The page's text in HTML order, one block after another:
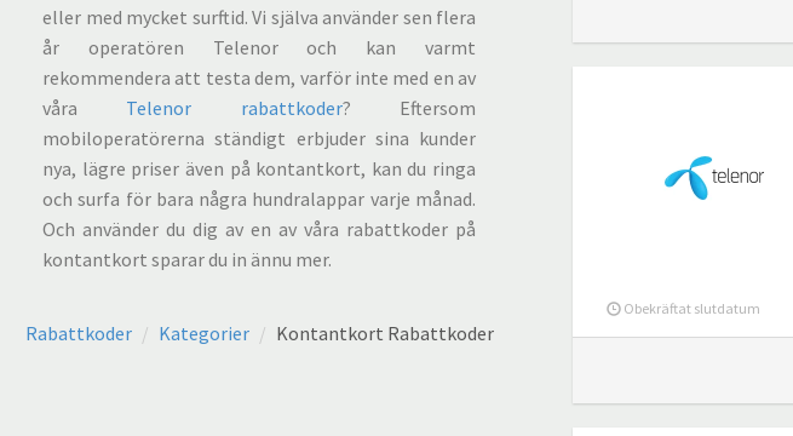
Obekräftat slutdatum
eller med mycket surftid. Vi själva använder sen flera
år operatören Telenor och kan varmt
rekommendera att testa dem, varför inte med en av
våra Telenor rabattkoder? Eftersom
mobiloperatörerna ständigt erbjuder sina kunder
nya, lägre priser även på kontantkort, kan du ringa
och surfa för bara några hundralappar varje månad.
Och använder du dig av en av våra rabattkoder på
kontantkort sparar du in ännu mer.
Rabattkoder Kategorier Kontantkort Rabattkoder